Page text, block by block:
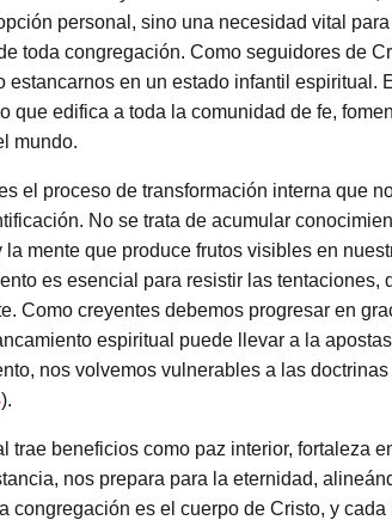
personal, sino una necesidad vital
toda congregación. Como seguidores de
estancarnos en un estado infantil espiritual.
que edifica a toda la comunidad de fe,
mundo.
el proceso de transformación interna que
No se trata de acumular
mente que produce frutos visibles en
es esencial para resistir las tentaciones,
Como creyentes debemos progresar en
espiritual puede llevar a la
nos volvemos vulnerables a las
).
trae beneficios como paz interior, fortaleza
nos prepara para la eternidad,
congregación es el cuerpo de Cristo, y cada